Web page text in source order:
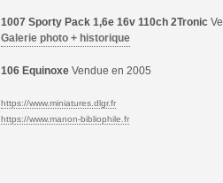
1007 Sporty Pack 1,6e 16v 110ch 2Tronic
Galerie photo + historique
106 Equinoxe Vendue en 2005
https://www.miniatures.dlgr.fr
https://www.manon-bibliophile.fr